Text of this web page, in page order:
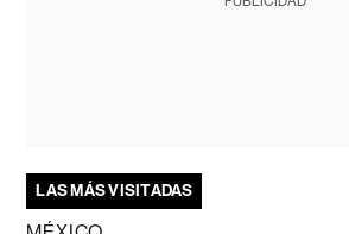
LAS MÁS VISITADAS